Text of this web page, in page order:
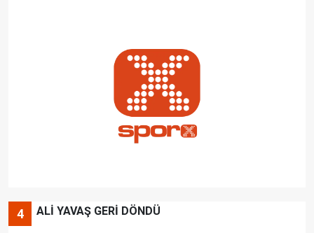
4 ALİ YAVAŞ GERİ DÖNDÜ